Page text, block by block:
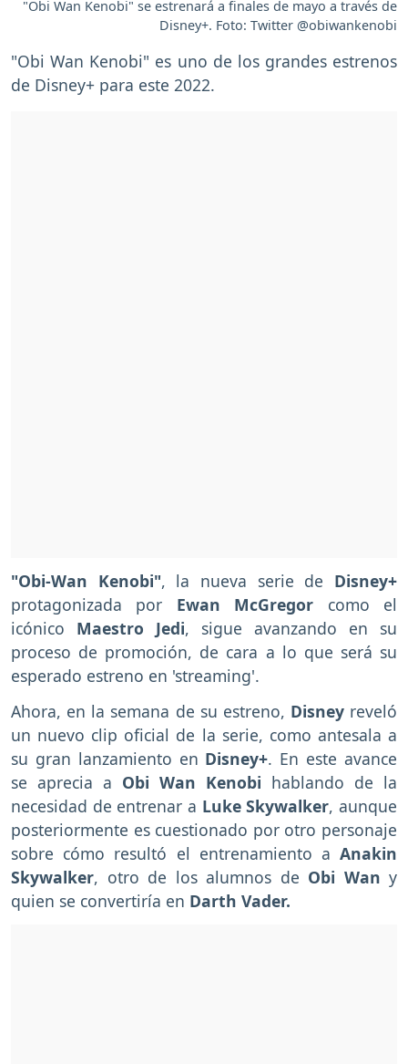
"Obi Wan Kenobi" se estrenará a finales de mayo a través de
Disney+. Foto: Twitter @obiwankenobi
"Obi Wan Kenobi" es uno de los grandes estrenos
de Disney+ para este 2022.
"Obi-Wan Kenobi", la nueva serie de Disney+
protagonizada por Ewan McGregor como el
icónico Maestro Jedi, sigue avanzando en su
proceso de promoción, de cara a lo que será su
esperado estreno en 'streaming'.
Ahora, en la semana de su estreno, Disneyreveló
un nuevo clip oficial de la serie, como antesala a
su gran lanzamiento en Disney+. En este avance
se aprecia a Obi Wan Kenobi hablando de la
necesidad de entrenar a Luke Skywalker, aunque
posteriormente es cuestionado por otro personaje
sobre cómo resultó el entrenamiento a Anakin
Skywalker, otro de los alumnos de Obi Wan y
quien se convertiría en Darth Vader.